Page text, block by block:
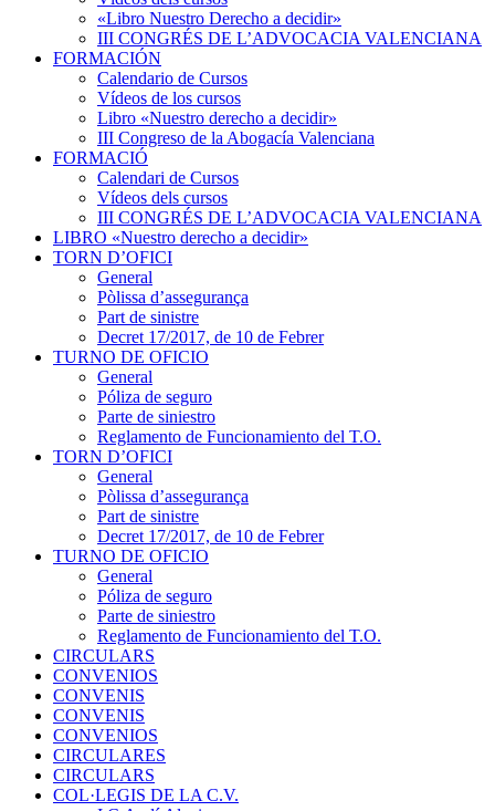
«Libro Nuestro Derecho a decidir»
III CONGRÉS DE L’ADVOCACIA VALENCIANA
FORMACIÓN
Calendario de Cursos
Vídeos de los cursos
Libro «Nuestro derecho a decidir»
III Congreso de la Abogacía Valenciana
FORMACIÓ
Calendari de Cursos
Vídeos dels cursos
III CONGRÉS DE L’ADVOCACIA VALENCIANA
LIBRO «Nuestro derecho a decidir»
TORN D’OFICI
General
Pòlissa d’assegurança
Part de sinistre
Decret 17/2017, de 10 de Febrer
TURNO DE OFICIO
General
Póliza de seguro
Parte de siniestro
Reglamento de Funcionamiento del T.O.
TORN D’OFICI
General
Pòlissa d’assegurança
Part de sinistre
Decret 17/2017, de 10 de Febrer
TURNO DE OFICIO
General
Póliza de seguro
Parte de siniestro
Reglamento de Funcionamiento del T.O.
CIRCULARS
CONVENIOS
CONVENIS
CONVENIS
CONVENIOS
CIRCULARES
CIRCULARS
COL·LEGIS DE LA C.V.